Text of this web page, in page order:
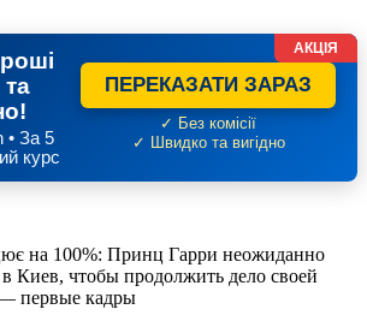
• За 5
курс
ПЕРЕКАЗАТИ ЗАРАЗ
✓ Без комісії
✓ Швидко та вигідно
АКЦІЯ
на 100%: Принц Гарри неожиданно
Киев, чтобы продолжить дело своей
первые кадры